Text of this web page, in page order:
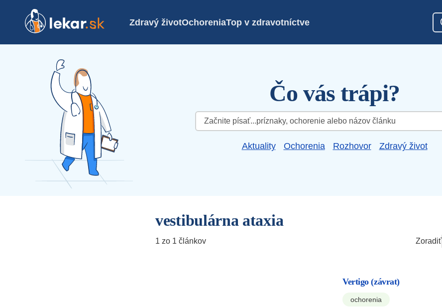
Zdravý životOchoreniaTop v zdravotníctve
Čo vás trápi?
Hľadať:
Aktuality Ochorenia Rozhovor Zdravý život
vestibulárna ataxia
1 zo 1 článkov Zoradiť
Vertigo (závrat)
ochorenia